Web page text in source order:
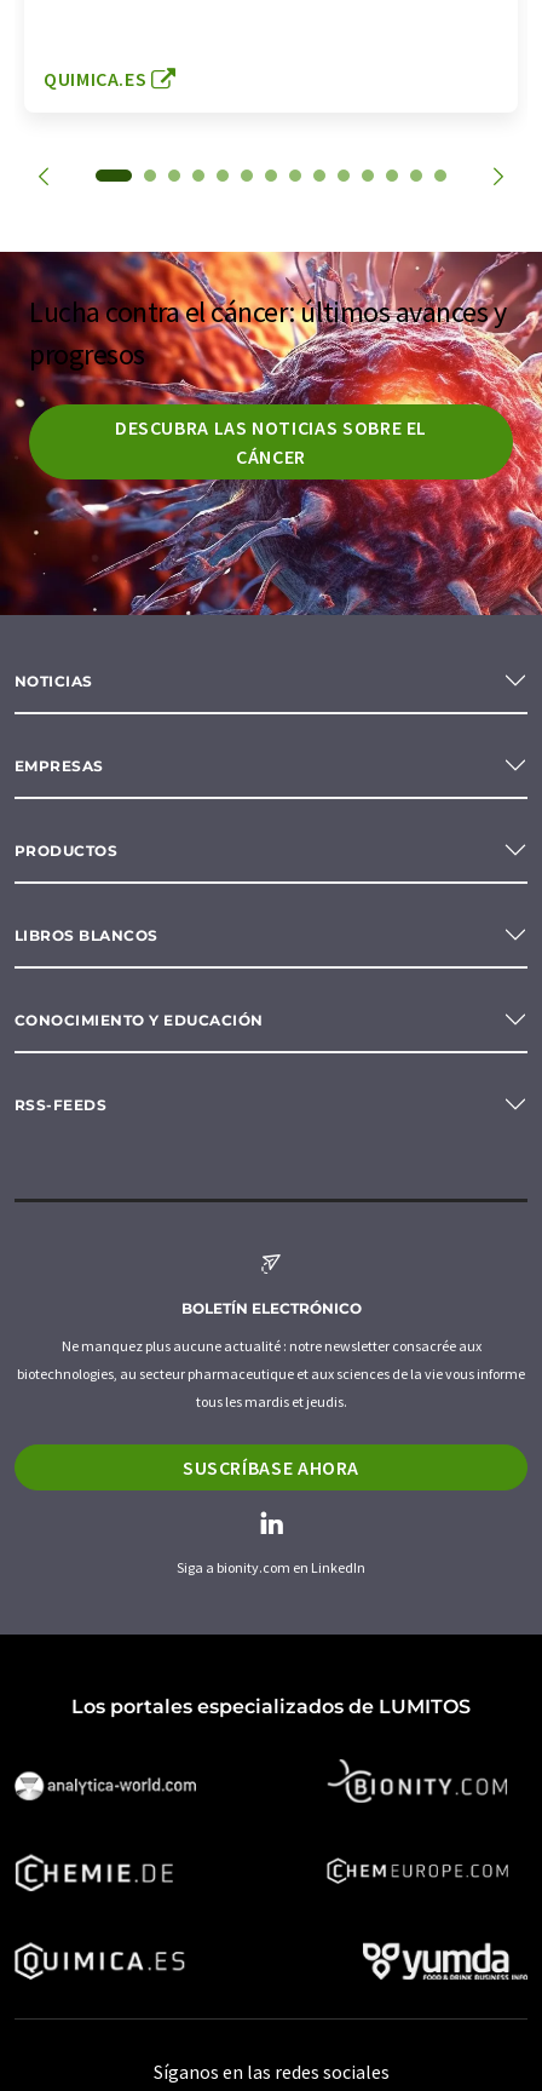
QUIMICA.ES
Lucha contra el cáncer: últimos avances y
progresos
DESCUBRA LAS NOTICIAS SOBRE EL
CÁNCER
NOTICIAS
EMPRESAS
PRODUCTOS
LIBROS BLANCOS
CONOCIMIENTO Y EDUCACIÓN
RSS-FEEDS
BOLETÍN ELECTRÓNICO
Ne manquez plus aucune actualité : notre newsletter consacrée aux
biotechnologies, au secteur pharmaceutique et aux sciences de la vie vous informe
tous les mardis et jeudis.
SUSCRÍBASE AHORA
Siga a bionity.com en LinkedIn
Los portales especializados de LUMITOS
Síganos en las redes sociales